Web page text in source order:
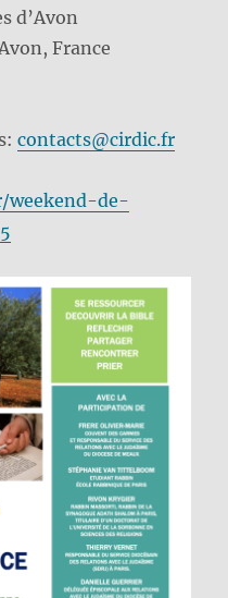
d’Avon
France
contacts@cirdic.fr
weekend-de-